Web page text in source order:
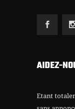
AIDEZ-
Etant